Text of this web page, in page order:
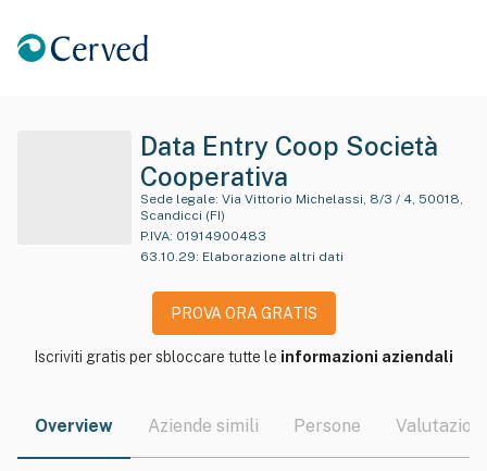
Data Entry Coop Società
Cooperativa
Sede legale:
Scandicci (FI)
P.IVA: 01914900483
63.10.29: Elaborazione altri dati
PROVA ORA GRATIS
Iscriviti gratis per sbloccare tutte le informazioni aziendali
Overview Aziende simili Persone Valutazioni